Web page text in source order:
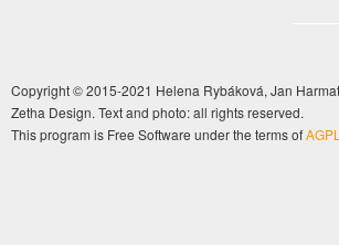
Copyright © 2015-2021 Helena Rybáková, Jan
Zetha Design. Text and photo: all rights reserved.
This program is Free Software under the terms of